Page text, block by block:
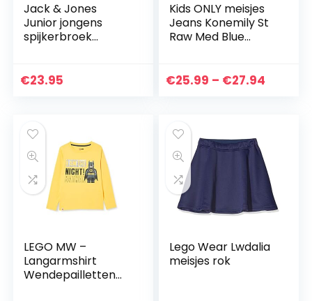
Jack & Jones
Junior jongens
spijkerbroek
€23.95
Kids ONLY meisjes
Jeans Konemily St
Raw Med Blue
€25.99 – €27.94
LEGO MW –
Langarmshirt
Wendepailletten
Lego Wear Lwdalia
meisjes rok